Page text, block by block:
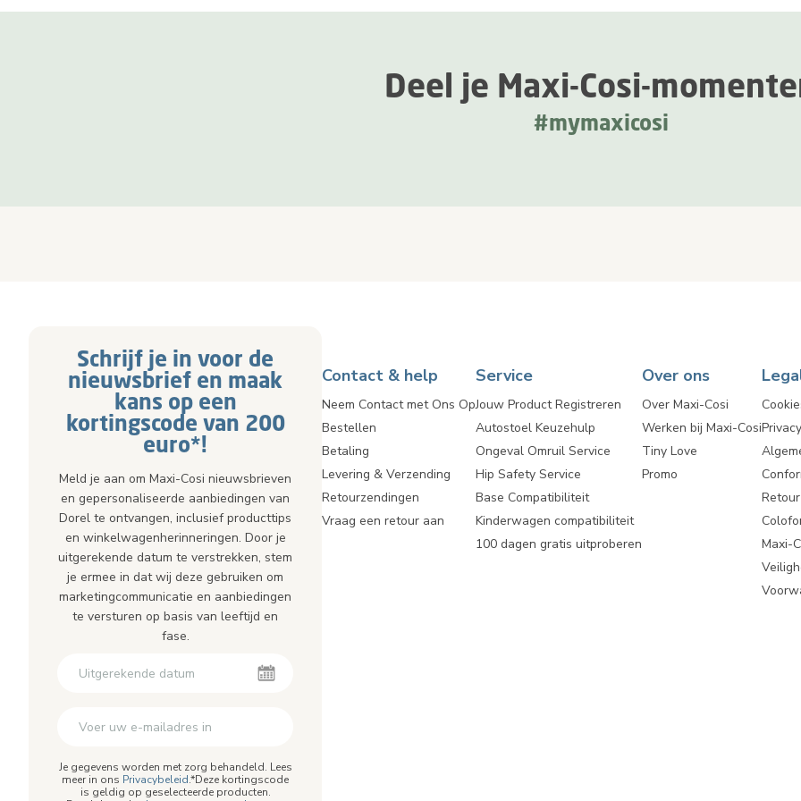
Deel je Maxi-Cosi-
#mymaxicosi
Schrijf je in voor de
nieuwsbrief en maak
kans op een
kortingscode van 200
euro*!
Meld je aan om Maxi-Cosi nieuwsbrieven
en gepersonaliseerde aanbiedingen van
Dorel te ontvangen, inclusief producttips
en winkelwagenherinneringen. Door je
uitgerekende datum te verstrekken, stem
je ermee in dat wij deze gebruiken om
marketingcommunicatie en aanbiedingen
te versturen op basis van leeftijd en
fase.
Je gegevens worden met zorg behandeld. Lees
meer in ons Privacybeleid.*Deze kortingscode
is geldig op geselecteerde producten.
Contact & help
Neem Contact met Ons Op
Bestellen
Betaling
Levering & Verzending
Retourzendingen
Vraag een retour aan
Service
Jouw Product Registreren
Autostoel Keuzehulp
Ongeval Omruil Service
Hip Safety Service
Base Compatibiliteit
Kinderwagen compatibiliteit
100 dagen gratis uitproberen
Over ons
Over Maxi-Cosi
Werken bij Maxi-Cosi
Tiny Love
Promo
Maxi-